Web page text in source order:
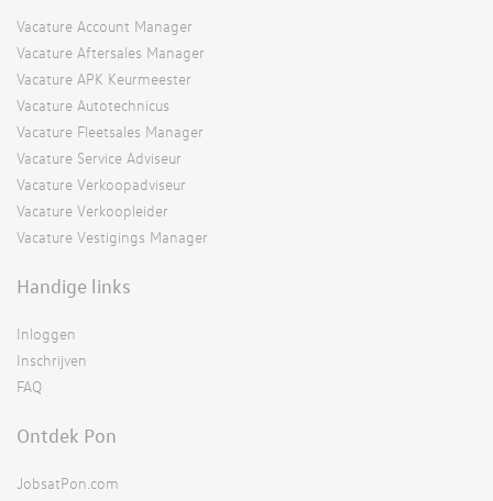
Vacature Account Manager
Vacature Aftersales Manager
Vacature APK Keurmeester
Vacature Autotechnicus
Vacature Fleetsales Manager
Vacature Service Adviseur
Vacature Verkoopadviseur
Vacature Verkoopleider
Vacature Vestigings Manager
Handige links
Inloggen
Inschrijven
FAQ
Ontdek Pon
JobsatPon.com